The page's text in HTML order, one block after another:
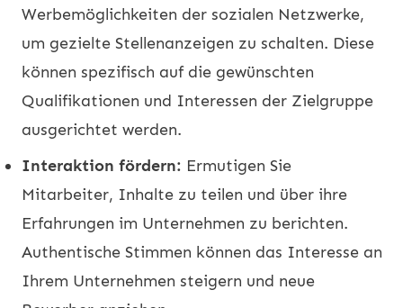
Werbemöglichkeiten der sozialen Netzwerke,
um gezielte Stellenanzeigen zu schalten. Diese
können spezifisch auf die gewünschten
Qualifikationen und Interessen der Zielgruppe
ausgerichtet werden.
Interaktion fördern: Ermutigen Sie
Mitarbeiter, Inhalte zu teilen und über ihre
Erfahrungen im Unternehmen zu berichten.
Authentische Stimmen können das Interesse an
Ihrem Unternehmen steigern und neue